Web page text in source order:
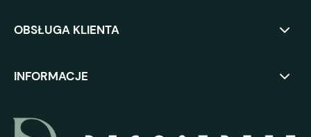
OBSŁUGA KLIENTA
INFORMACJE